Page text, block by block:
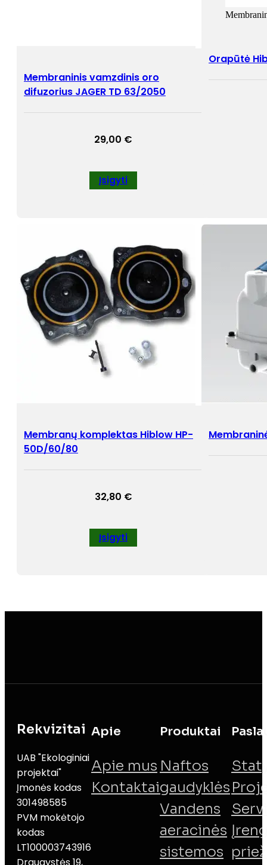
Membraninis vamzdinis oro
difuzorius JAGER TD 63/2050
29,00 €
Įsigyti
Orapūtė
Membranų komplektas Hiblow HP-
50D/60/80
32,80 €
Įsigyti
Rekvizitai
UAB "Ekologiniai
projektai"
Įmonės kodas
301498585
PVM mokėtojo
kodas
LT100003743916
Apie
Apie mus
Kontaktai
Produktai
Naftos
gaudyklės
Vandens
aeracinės
sistemos